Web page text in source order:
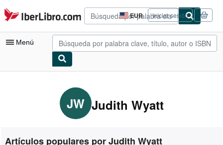
Pasar al contenido principal
IberLibro.com EUR
Preferencias
de
compra
del
Iniciar sesión
Menú
Consultar mis pedidos
Búsqueda avanzada
JW Judith Wyatt
Artículos populares por Judith Wyatt